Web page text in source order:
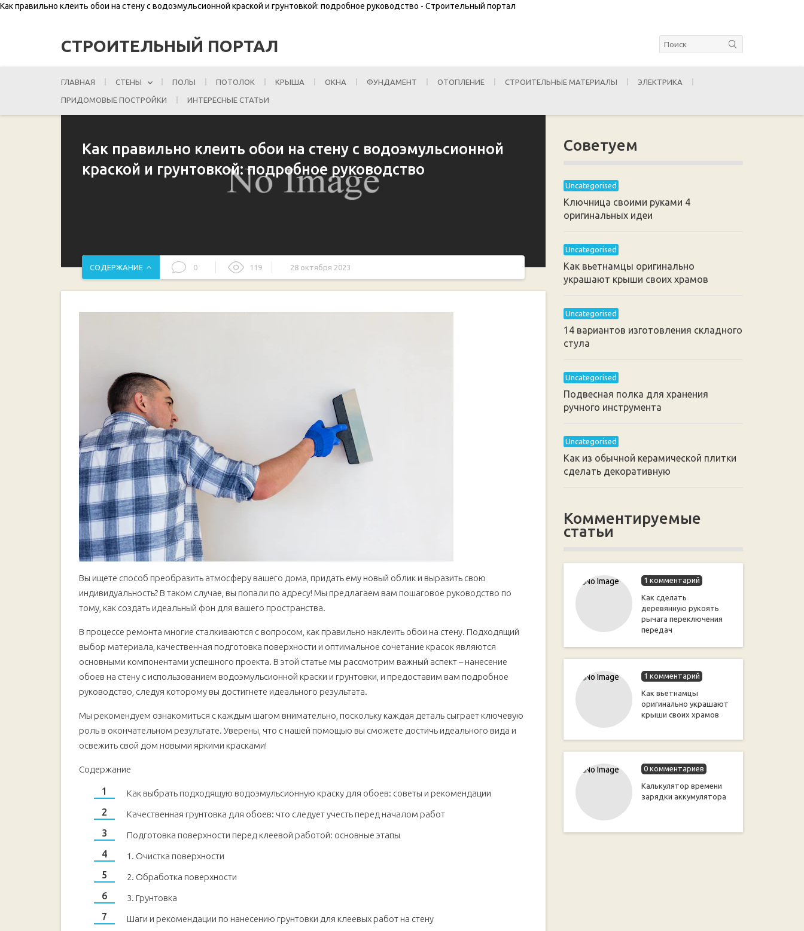
Как правильно клеить обои на стену с водоэмульсионной краской и грунтовкой: подробное руководство - Строительный портал
СТРОИТЕЛЬНЫЙ ПОРТАЛ
ГЛАВНАЯ СТЕНЫ ПОЛЫ ПОТОЛОК КРЫША ОКНА ФУНДАМЕНТ ОТОПЛЕНИЕ СТРОИТЕЛЬНЫЕ МАТЕРИАЛЫ ЭЛЕКТРИКА
ПРИДОМОВЫЕ ПОСТРОЙКИ ИНТЕРЕСНЫЕ СТАТЬИ
Как правильно клеить обои на стену с водоэмульсионной
краской и грунтовкой: подробное руководство
СОДЕРЖАНИЕ 0 119 28 октября 2023
3. Грунтовка
Шаги и рекомендации по нанесению грунтовки для клеевых работ на стену
Выбор подходящей кисти для работ с грунтовкой: советы профессионалов
Применение грунтовки на поверхность: правила и техники нанесения
Как выбрать и купить качественные обои для использования с водоэмульсионной краской
Основные свойства обоев для работы с водоэмульсионной краской: что нужно знать
Выбор подходящего клея для обоев на стену с водоэмульсионной краской: советы профессионалов
Правила и советы по клеевой работе со свежеокрашенными стенами: избегаем проблем
Видео:
Как подготовить крашеную стену под обои. Грунтовка стен под обои
Вы ищете способ преобразить атмосферу вашего дома, придать ему новый облик и выразить свою
индивидуальность? В таком случае, вы попали по адресу! Мы предлагаем вам пошаговое руководство по
тому, как создать идеальный фон для вашего пространства.
В процессе ремонта многие сталкиваются с вопросом, как правильно наклеить обои на стену. Подходящий
выбор материала, качественная подготовка поверхности и оптимальное сочетание красок являются
основными компонентами успешного проекта. В этой статье мы рассмотрим важный аспект – нанесение
обоев на стену с использованием водоэмульсионной краски и грунтовки, и предоставим вам подробное
руководство, следуя которому вы достигнете идеального результата.
Мы рекомендуем ознакомиться с каждым шагом внимательно, поскольку каждая деталь сыграет ключевую
роль в окончательном результате. Уверены, что с нашей помощью вы сможете достичь идеального вида и
освежить свой дом новыми яркими красками!
Содержание
Как выбрать подходящую водоэмульсионную краску для обоев: советы и рекомендации
Качественная грунтовка для обоев: что следует учесть перед началом работ
Подготовка поверхности перед клеевой работой: основные этапы
1. Очистка поверхности
2. Обработка поверхности
3. Грунтовка
Шаги и рекомендации по нанесению грунтовки для клеевых работ на стену
Советуем
Uncategorised
Ключница своими руками 4
оригинальных идеи
Uncategorised
Как вьетнамцы оригинально
украшают крыши своих храмов
Uncategorised
14 вариантов изготовления складного
стула
Uncategorised
Подвесная полка для хранения
ручного инструмента
Uncategorised
Как из обычной керамической плитки
сделать декоративную
Комментируемые
статьи
1 комментарий
Как сделать
деревянную рукоять
рычага переключения
передач
1 комментарий
Как вьетнамцы
оригинально украшают
крыши своих храмов
0 комментариев
Калькулятор времени
зарядки аккумулятора